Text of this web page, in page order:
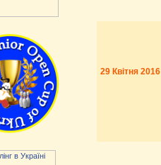
29 Квітня 2016